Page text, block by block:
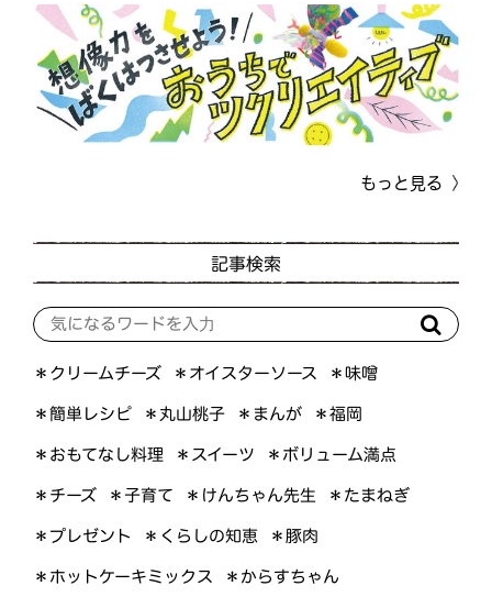
もっと見る
記事検索
＊クリームチーズ ＊オイスターソース ＊味噌
＊簡単レシピ ＊丸山桃子 ＊まんが ＊福岡
＊おもてなし料理 ＊スイーツ ＊ボリューム満点
＊チーズ ＊子育て ＊けんちゃん先生 ＊たまねぎ
＊プレゼント ＊くらしの知恵 ＊豚肉
＊ホットケーキミックス ＊からすちゃん